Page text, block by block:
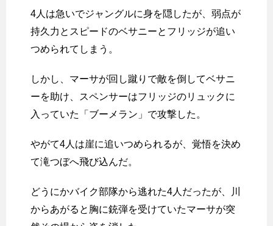
4人は急いでジャングルに身を隠したが、弱点が
持久力とスピードのベサニーとフリッジが追い
つめられてしまう。
しかし、マーサが回し蹴りで敵を倒してベサニ
ーを助け、スペンサーはフリッジのリュックに
入っていた「ブーメラン」で攻撃した。
やがて4人は崖に追いつめられるが、覚悟を決め
て滝つぼへ飛び込んだ。
どうにかバイク部隊から逃れた4人だったが、川
からあがると胸に銃弾を受けていたマーサが突